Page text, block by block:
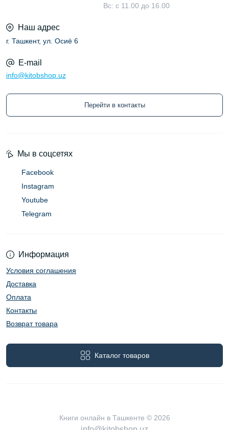
Вс: с 11.00 до 16.00
Наш адрес
г. Ташкент, ул. Осиё 6
E-mail
info@kitobshop.uz
Перейти в контакты
Информация
Условия соглашения
Доставка
Оплата
Контакты
Возврат товара
Каталог товаров
Мы в соцсетях
Facebook
Instagram
Youtube
Telegram
Книги онлайн в Ташкенте © 2026